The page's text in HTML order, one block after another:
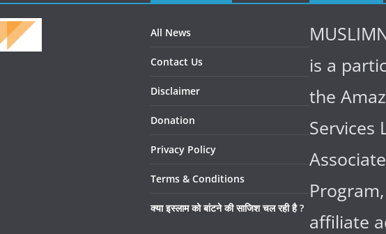
All News
Contact Us
Disclaimer
Donation
Privacy Policy
Terms & Conditions
क्या इस्लाम को बांटने की साजिश चल रही है ?
is a
the
Services
affiliate